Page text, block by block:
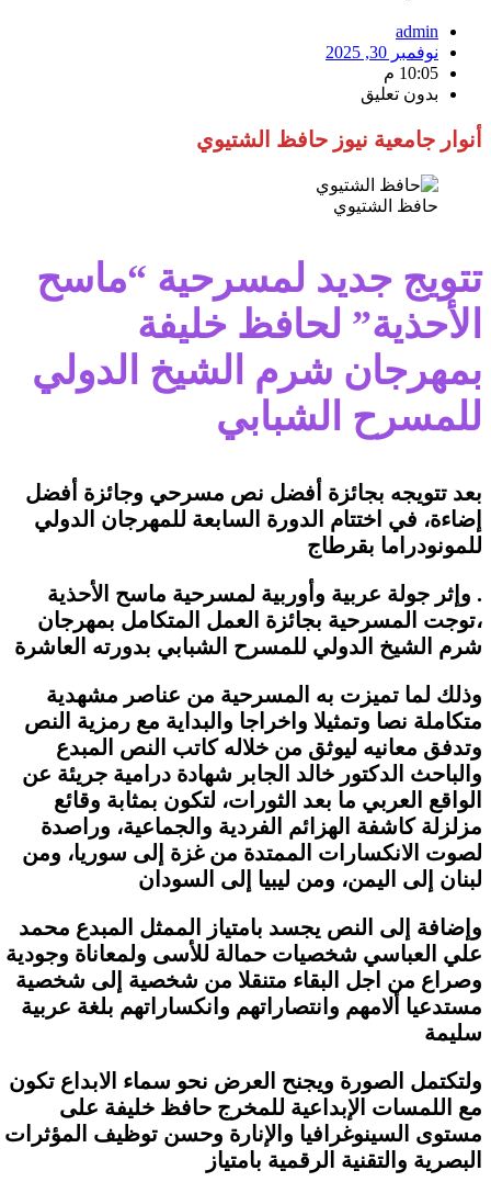
admin
نوفمبر 30, 2025
10:05 م
بدون تعليق
أنوار جامعية نيوز حافظ الشتيوي
حافظ الشتيوي
تتويج جديد لمسرحية “ماسح
الأحذية” لحافظ خليفة
بمهرجان شرم الشيخ الدولي
للمسرح الشبابي
بعد تتويجه بجائزة أفضل نص مسرحي وجائزة أفضل
إضاءة، في اختتام الدورة السابعة للمهرجان الدولي
للمونودراما بقرطاج
. وإثر جولة عربية وأوربية لمسرحية ماسح الأحذية
،توجت المسرحية بجائزة العمل المتكامل بمهرجان
شرم الشيخ الدولي للمسرح الشبابي بدورته العاشرة
وذلك لما تميزت به المسرحية من عناصر مشهدية
متكاملة نصا وتمثيلا واخراجا والبداية مع رمزية النص
وتدفق معانيه ليوثق من خلاله كاتب النص المبدع
والباحث الدكتور خالد الجابر شهادة درامية جريئة عن
الواقع العربي ما بعد الثورات، لتكون بمثابة وقائع
مزلزلة كاشفة الهزائم الفردية والجماعية، وراصدة
لصوت الانكسارات الممتدة من غزة إلى سوريا، ومن
لبنان إلى اليمن، ومن ليبيا إلى السودان
وإضافة إلى النص يجسد بامتياز الممثل المبدع محمد
علي العباسي شخصيات حمالة للأسى ولمعاناة وجودية
وصراع من اجل البقاء متنقلا من شخصية إلى شخصية
مستدعيا ألامهم وانتصاراتهم وانكساراتهم بلغة عربية
سليمة
ولتكتمل الصورة ويجنح العرض نحو سماء الابداع تكون
مع اللمسات الإبداعية للمخرج حافظ خليفة على
مستوى السينوغرافيا والإنارة وحسن توظيف المؤثرات
البصرية والتقنية الرقمية بامتياز